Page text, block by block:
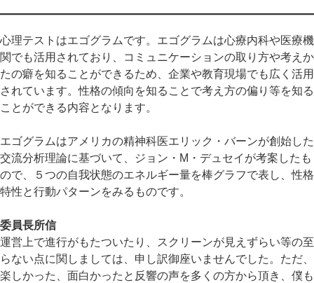
心理テストはエゴグラムです。エゴグラムは心療内科や医療機
関でも活用されており、コミュニケーションの取り方や考えか
たの癖を知ることができるため、企業や教育現場でも広く活用
されています。性格の傾向を知ることで考え方の偏り等を知る
ことができる内容となります。
エゴグラムはアメリカの精神科医エリック・バーンが創始した
交流分析理論に基づいて、ジョン・M・デュセイが考案したも
ので、５つの自我状態のエネルギー量を棒グラフで表し、性格
特性と行動パターンをみるものです。
委員長所信
運営上で進行がもたついたり、スクリーンが見えずらい等の至
らない点に関しましては、申し訳御座いませんでした。ただ、
楽しかった、面白かったと反響の声を多くの方から頂き、僕も